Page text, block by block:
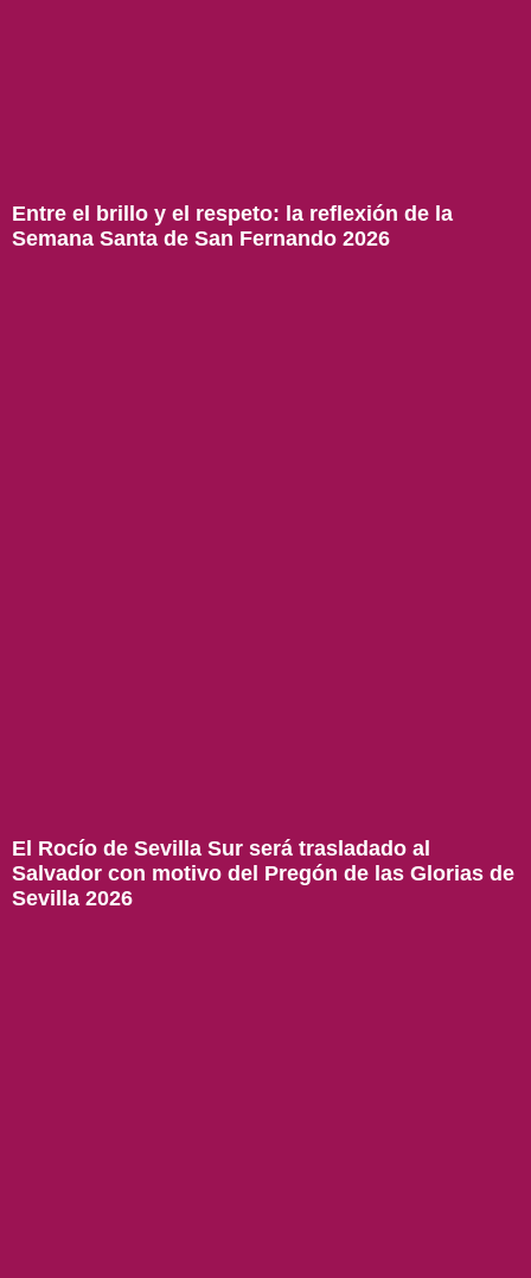
Entre el brillo y el respeto: la reflexión de la
Semana Santa de San Fernando 2026
El Rocío de Sevilla Sur será trasladado al
Salvador con motivo del Pregón de las Glorias de
Sevilla 2026